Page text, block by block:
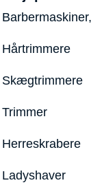
Barbermaskiner,
Hårtrimmere
Skægtrimmere
Trimmer
Herreskrabere
Ladyshaver